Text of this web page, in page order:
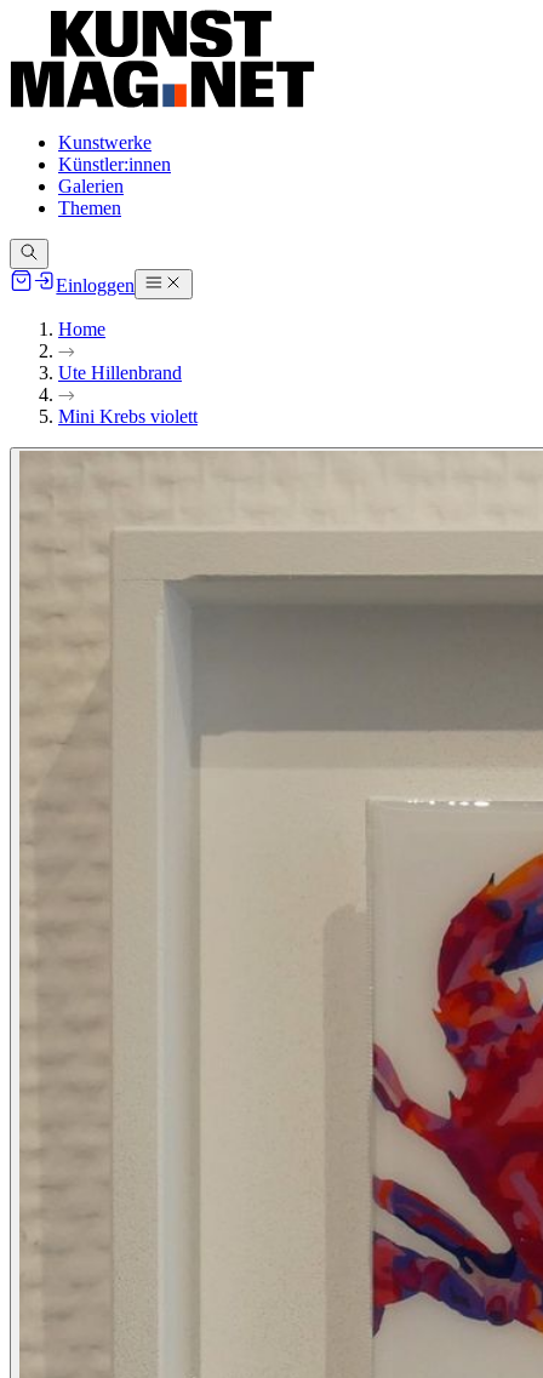
Kunstwerke
Künstler:innen
Galerien
Themen
Einloggen
Home
Ute Hillenbrand
Mini Krebs violett